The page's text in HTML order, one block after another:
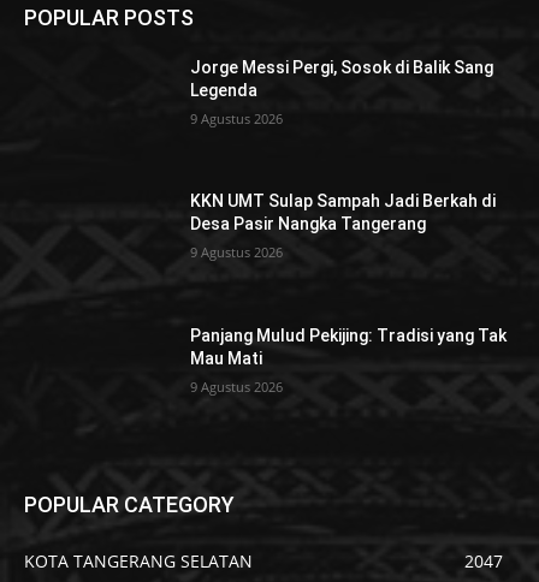
POPULAR POSTS
Jorge Messi Pergi, Sosok di Balik Sang
Legenda
9 Agustus 2026
KKN UMT Sulap Sampah Jadi Berkah di
Desa Pasir Nangka Tangerang
9 Agustus 2026
Panjang Mulud Pekijing: Tradisi yang Tak
Mau Mati
9 Agustus 2026
POPULAR CATEGORY
KOTA TANGERANG SELATAN
2047